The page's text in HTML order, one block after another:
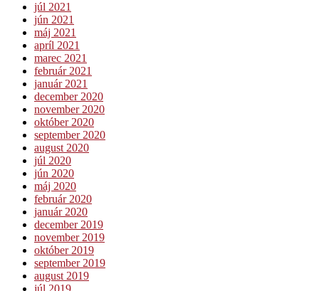
júl 2021
jún 2021
máj 2021
apríl 2021
marec 2021
február 2021
január 2021
december 2020
november 2020
október 2020
september 2020
august 2020
júl 2020
jún 2020
máj 2020
február 2020
január 2020
december 2019
november 2019
október 2019
september 2019
august 2019